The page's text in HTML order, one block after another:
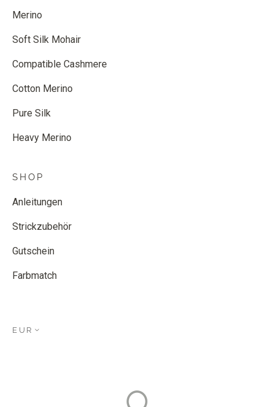
Merino
Soft Silk Mohair
Compatible Cashmere
Cotton Merino
Pure Silk
Heavy Merino
SHOP
Anleitungen
Strickzubehör
Gutschein
Farbmatch
EUR